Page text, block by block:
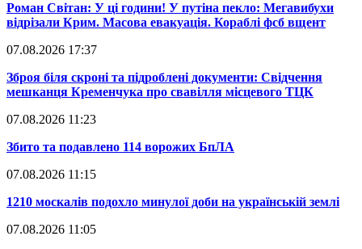
​Роман Світан: У ці години! У путіна пекло: Мегавибухи
відрізали Крим. Масова евакуація. Кораблі фсб вщент
07.08.2026 17:37
​Зброя біля скроні та підроблені документи: Свідчення
мешканця Кременчука про свавілля місцевого ТЦК
07.08.2026 11:23
​Збито та подавлено 114 ворожих БпЛА
07.08.2026 11:15
​1210 москалів подохло минулої доби на українській землі
07.08.2026 11:05